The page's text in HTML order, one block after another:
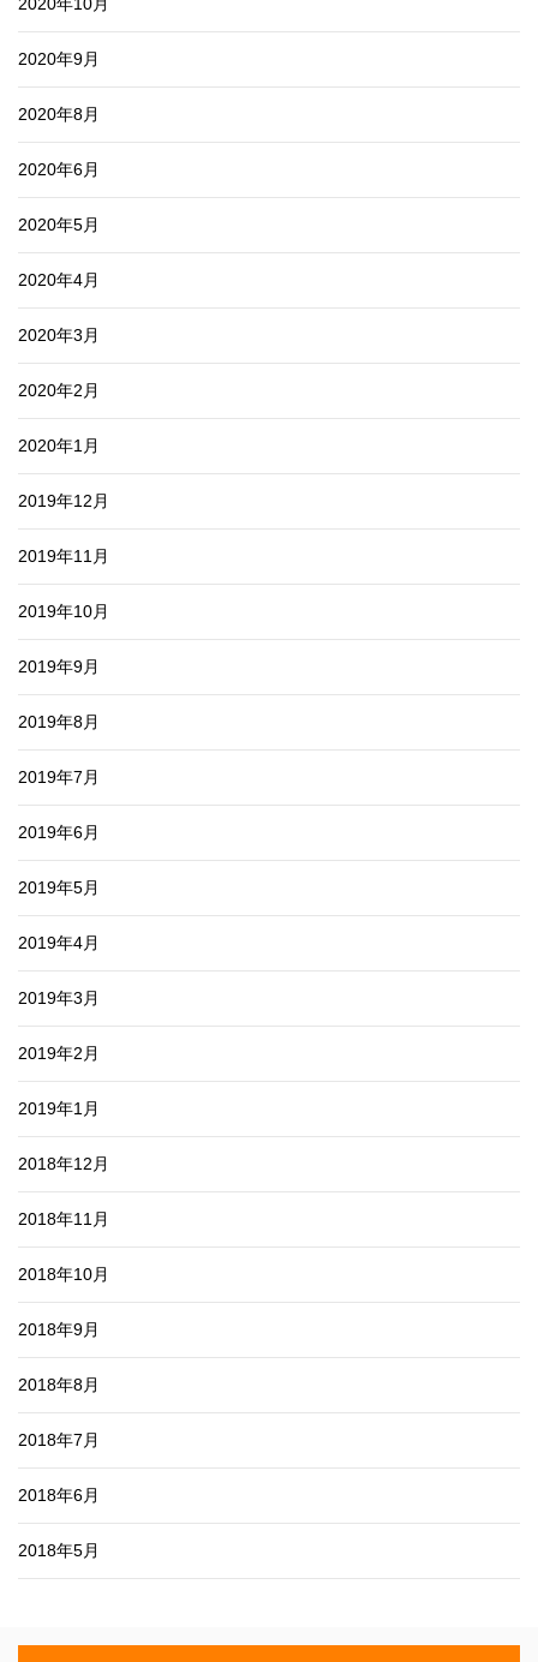
2020年9月
2020年8月
2020年6月
2020年5月
2020年4月
2020年3月
2020年2月
2020年1月
2019年12月
2019年11月
2019年10月
2019年9月
2019年8月
2019年7月
2019年6月
2019年5月
2019年4月
2019年3月
2019年2月
2019年1月
2018年12月
2018年11月
2018年10月
2018年9月
2018年8月
2018年7月
2018年6月
2018年5月